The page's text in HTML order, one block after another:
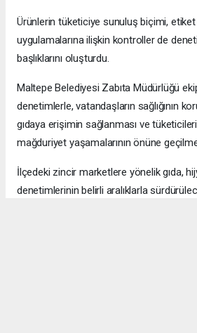
Ürünlerin tüketiciye sunuluş biçimi,
uygulamalarına ilişkin kontroller de
başlıklarını oluşturdu.
Maltepe Belediyesi Zabıta Müdürlüğü
denetimlerle, vatandaşların sağlığının
gıdaya erişimin sağlanması ve
mağduriyet yaşamalarının önüne
İlçedeki zincir marketlere yönelik gıda,
denetimlerinin belirli aralıklarla